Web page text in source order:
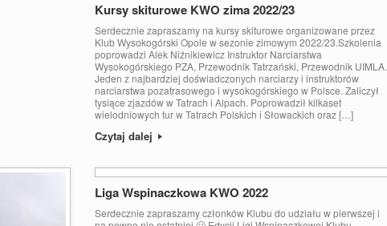
Kursy skiturowe KWO zima 2022/23
Serdecznie zapraszamy na kursy skiturowe organizowane przez
Klub Wysokogórski Opole w sezonie zimowym 2022/23.Szkolenia
poprowadzi Alek Niźnikiewicz Instruktor Narciarstwa
Wysokogórskiego PZA, Przewodnik Tatrzański, Przewodnik UIMLA.
Jeden z najbardziej doświadczonych narciarzy i instruktorów
narciarstwa pozatrasowego i wysokogórskiego w Polsce. Zaliczył
tysiące zjazdów w Tatrach i Alpach. Poprowadził kilkaset
wielodniowych tur w Tatrach Polskich i Słowackich oraz […]
Czytaj dalej
Liga Wspinaczkowa KWO 2022
Serdecznie zapraszamy członków Klubu do udziału w pierwszej i